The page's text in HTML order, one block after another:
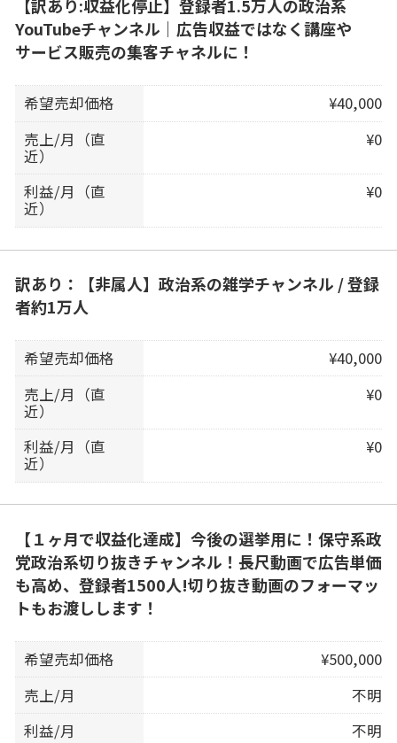
【訳あり:収益化停止】登録者1.5万人の政治系
YouTubeチャンネル｜広告収益ではなく講座や
サービス販売の集客チャネルに！
希望売却価格
¥40,000
売上/月（直
近）
¥0
利益/月（直
近）
¥0
訳あり：【非属人】政治系の雑学チャンネル / 登録
者約1万人
希望売却価格
¥40,000
売上/月（直
近）
¥0
利益/月（直
近）
¥0
【１ヶ月で収益化達成】今後の選挙用に！保守系政
党政治系切り抜きチャンネル！長尺動画で広告単価
も高め、登録者1500人!切り抜き動画のフォーマッ
トもお渡しします！
希望売却価格
¥500,000
売上/月
不明
利益/月
不明